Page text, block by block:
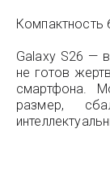
Компактность
Galaxy S26 —
не готов
смартфона.
размер,